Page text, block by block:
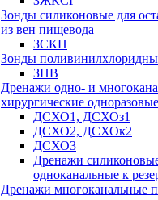
Зонды силиконовые для
из вен пищевода
ЗСКП
Зонды
ЗПВ
Дренажи одно- и
хирургические
ДСХО1, ДСХОз1
ДСХО2, ДСХОк2
ДСХО3
Дренажи
одноканальные к
Дренажи многоканальные